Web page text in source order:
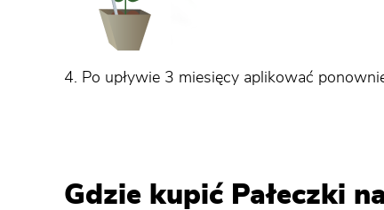
4. Po upływie 3 miesięcy aplikować
Gdzie kupić Pałeczki